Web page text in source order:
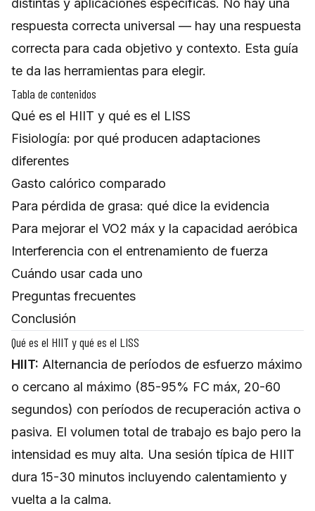
distintas y aplicaciones específicas. No hay una
respuesta correcta universal — hay una respuesta
correcta para cada objetivo y contexto. Esta guía
te da las herramientas para elegir.
Tabla de contenidos
Qué es el HIIT y qué es el LISS
Fisiología: por qué producen adaptaciones
diferentes
Gasto calórico comparado
Para pérdida de grasa: qué dice la evidencia
Para mejorar el VO2 máx y la capacidad aeróbica
Interferencia con el entrenamiento de fuerza
Cuándo usar cada uno
Preguntas frecuentes
Conclusión
Qué es el HIIT y qué es el LISS
HIIT: Alternancia de períodos de esfuerzo máximo
o cercano al máximo (85-95% FC máx, 20-60
segundos) con períodos de recuperación activa o
pasiva. El volumen total de trabajo es bajo pero la
intensidad es muy alta. Una sesión típica de HIIT
dura 15-30 minutos incluyendo calentamiento y
vuelta a la calma.